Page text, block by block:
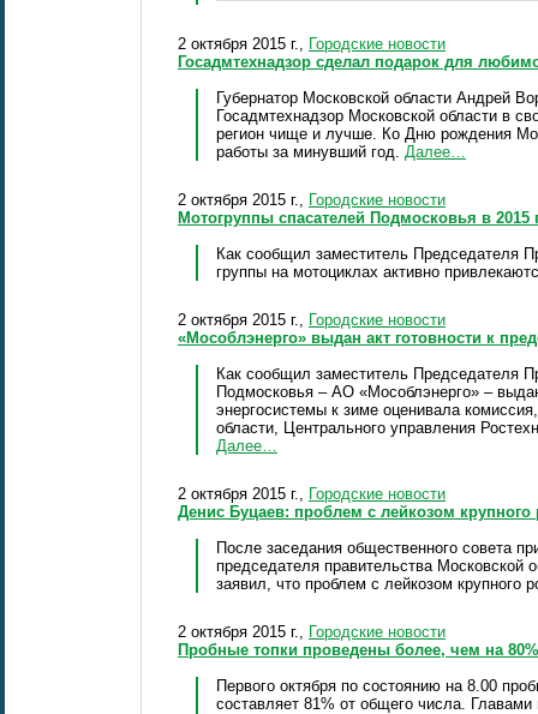
2 октября 2015 г., Городские новости
Госадмтехнадзор сделал подарок для
Губернатор Московской области Андрей
Госадмтехнадзор Московской области в
регион чище и лучше. Ко Дню рождения
работы за минувший год. Далее…
2 октября 2015 г., Городские новости
Мотогруппы спасателей Подмосковья в
Как сообщил заместитель Председателя
группы на мотоциклах активно
2 октября 2015 г., Городские новости
«Мособлэнерго» выдан акт готовности к
Как сообщил заместитель Председателя
Подмосковья – АО «Мособлэнерго» –
энергосистемы к зиме оценивала
области, Центрального управления
Далее…
2 октября 2015 г., Городские новости
Денис Буцаев: проблем с лейкозом крупного
После заседания общественного совета
председателя правительства Московской
заявил, что проблем с лейкозом крупного
2 октября 2015 г., Городские новости
Пробные топки проведены более, чем на
Первого октября по состоянию на 8.00
составляет 81% от общего числа.